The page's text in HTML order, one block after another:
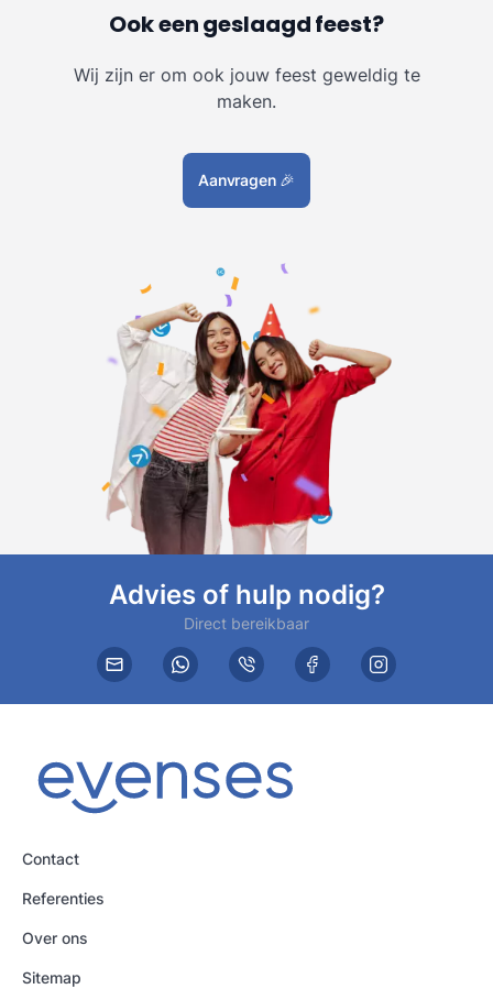
Ook een geslaagd feest?
Wij zijn er om ook jouw feest geweldig te
maken.
Aanvragen 🎉
Advies of hulp nodig?
Direct bereikbaar
Contact
Referenties
Over ons
Sitemap